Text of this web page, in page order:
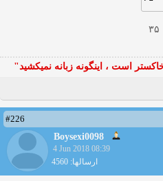
۳۵
است ، اينگونه زبانه نميكشيد"
#226
Boysexi0098
4 Jun 2018 08:39
ارسالها: 4560